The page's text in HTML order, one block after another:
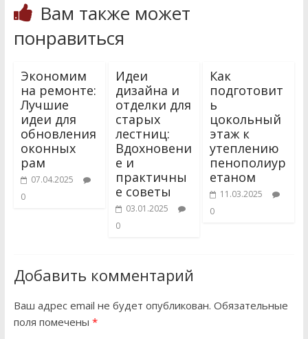
ь
Вам также может
понравиться
Экономим
на ремонте:
Лучшие
идеи для
обновления
оконных
рам
07.04.2025
0
Идеи
дизайна и
отделки для
старых
лестниц:
Вдохновени
е и
практичны
е советы
03.01.2025
0
Как
подготовит
ь
цокольный
этаж к
утеплению
пенополиур
етаном
11.03.2025
0
Добавить комментарий
Ваш адрес email не будет опубликован. Обязательные
поля помечены *